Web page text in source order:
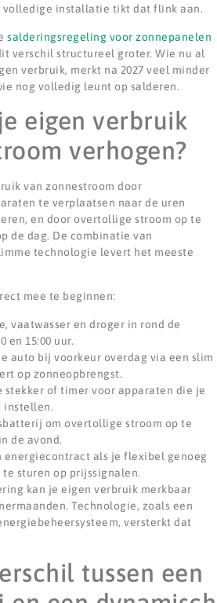
volledige installatie tikt dat flink aan.
salderingsregeling voor zonnepanelen
verschil structureel groter. Wie nu al
verbruik, merkt na 2027 veel minder
nog volledig leunt op salderen.
eigen verbruik
verhogen?
van zonnestroom door
te verplaatsen naar de uren
en door overtollige stroom op te
de dag. De combinatie van
technologie levert het meeste
mee te beginnen:
vaatwasser en droger in rond de
en 15:00 uur.
auto bij voorkeur overdag via een slim
op zonneopbrengst.
stekker of timer voor apparaten die je
instellen.
om overtollige stroom op te
de avond.
energiecontract als je flexibel genoeg
sturen op prijssignalen.
kan je eigen verbruik merkbaar
Technologie, zoals een
versterkt dat
tussen een